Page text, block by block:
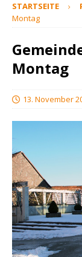
STARTSEITE
Montag
Montag
13. November